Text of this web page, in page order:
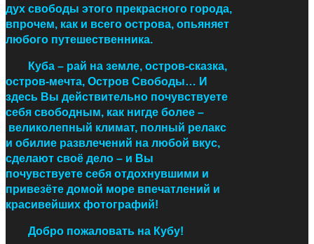
дух свободы этого прекрасного города,
впрочем, как и всего острова, опьяняет
любого путешественника.
Куба – рай на земле, остров-сказка,
остров-мечта, Остров Свободы… И
здесь Вы действительно почувствуете
себя свободным, как нигде более –
великолепный климат, полный релакс
и обилие развлечений на любой вкус,
сделают своё дело – и Вы
почувствуете себя отдохнувшими и
привезёте домой море впечатлений и
красивейших фотографий!
Добро пожаловать на Кубу!